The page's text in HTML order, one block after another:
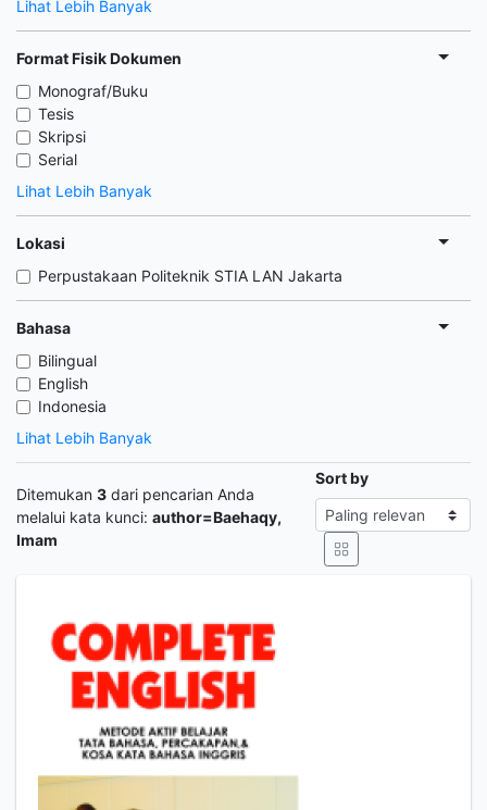
Lihat Lebih Banyak
Format Fisik Dokumen
Monograf/Buku
Tesis
Skripsi
Serial
Lihat Lebih Banyak
Lokasi
Perpustakaan Politeknik STIA LAN Jakarta
Bahasa
Bilingual
English
Indonesia
Lihat Lebih Banyak
Ditemukan 3 dari pencarian Anda
melalui kata kunci: author=Baehaqy,
Imam
Sort by